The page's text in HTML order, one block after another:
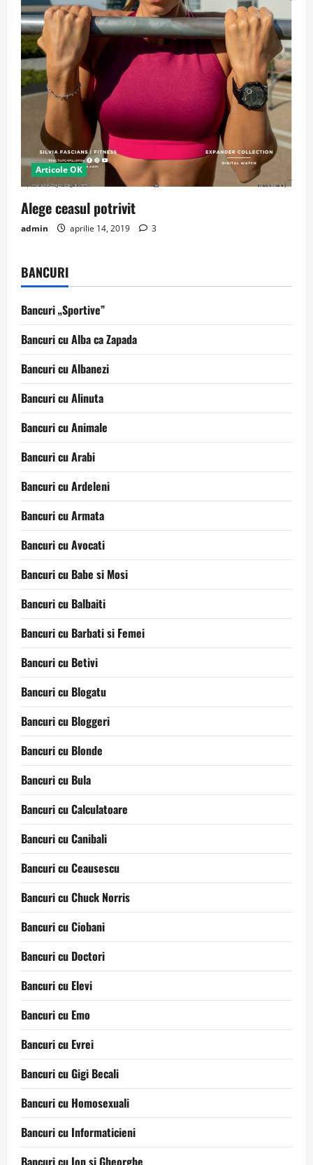
Articole OK
Alege ceasul potrivit
admin aprilie 14, 2019 3
BANCURI
Bancuri „Sportive”
Bancuri cu Alba ca Zapada
Bancuri cu Albanezi
Bancuri cu Alinuta
Bancuri cu Animale
Bancuri cu Arabi
Bancuri cu Ardeleni
Bancuri cu Armata
Bancuri cu Avocati
Bancuri cu Babe si Mosi
Bancuri cu Balbaiti
Bancuri cu Barbati si Femei
Bancuri cu Betivi
Bancuri cu Blogatu
Bancuri cu Bloggeri
Bancuri cu Blonde
Bancuri cu Bula
Bancuri cu Calculatoare
Bancuri cu Canibali
Bancuri cu Ceausescu
Bancuri cu Chuck Norris
Bancuri cu Ciobani
Bancuri cu Doctori
Bancuri cu Elevi
Bancuri cu Emo
Bancuri cu Evrei
Bancuri cu Gigi Becali
Bancuri cu Homosexuali
Bancuri cu Informaticieni
Bancuri cu Ion si Gheorghe